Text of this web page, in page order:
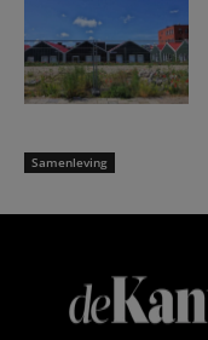
Samenleving